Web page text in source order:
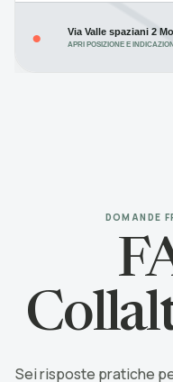
● Via Valle spaziani 2
APRI POSIZIONE E
DOMANDE
Sei risposte pratiche